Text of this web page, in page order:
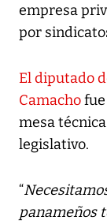
empresa
por
El diputado
Camacho
mesa
legislativo.
“
panameños